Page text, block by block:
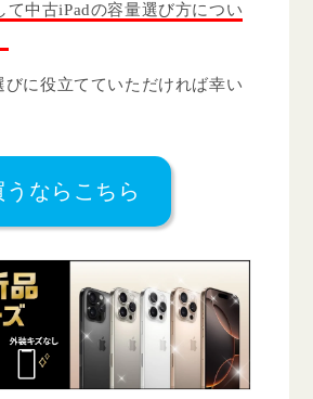
て中古iPadの容量選び方につい
びに役立てていただければ幸い
うならこちら